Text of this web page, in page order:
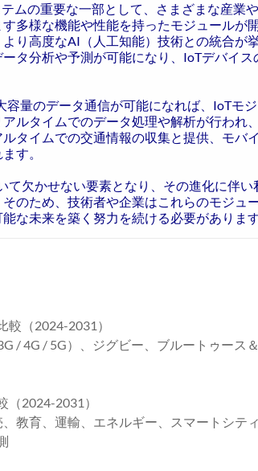
ムの重要な一部として、さまざまな産業
多様な機能や性能を持ったモジュールが
り高度なAI（人工知能）技術との統合が挙
タ分析や予測が可能になり、IoTデバイス
容量のデータ通信が可能になれば、IoTモ
ルタイムでのデータ処理や解析が行われ
タイムでの交通情報の収集と提供、モバ
す。
て欠かせない要素となり、その進化に伴い
のため、技術者や企業はこれらのモジュ
な未来を築く努力を続ける必要があります
（2024-2031）
/ 4G / 5G）、ジグビー、ブルートゥース
2024-2031）
教育、運輸、エネルギー、スマートシテ